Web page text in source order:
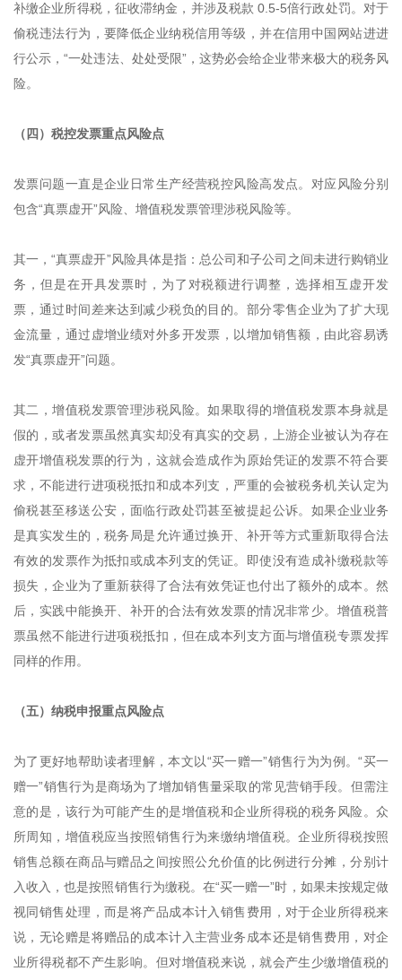
补缴企业所得税，征收滞纳金，并涉及税款 0.5-5倍行政处罚。对于
偷税违法行为，要降低企业纳税信用等级，并在信用中国网站进进
行公示，“一处违法、处处受限”，这势必会给企业带来极大的税务风
险。
（四）税控发票重点风险点
发票问题一直是企业日常生产经营税控风险高发点。对应风险分别
包含“真票虚开”风险、增值税发票管理涉税风险等。
其一，“真票虚开”风险具体是指：总公司和子公司之间未进行购销业
务，但是在开具发票时，为了对税额进行调整，选择相互虚开发
票，通过时间差来达到减少税负的目的。部分零售企业为了扩大现
金流量，通过虚增业绩对外多开发票，以增加销售额，由此容易诱
发“真票虚开”问题。
其二，增值税发票管理涉税风险。如果取得的增值税发票本身就是
假的，或者发票虽然真实却没有真实的交易，上游企业被认为存在
虚开增值税发票的行为，这就会造成作为原始凭证的发票不符合要
求，不能进行进项税抵扣和成本列支，严重的会被税务机关认定为
偷税甚至移送公安，面临行政处罚甚至被提起公诉。如果企业业务
是真实发生的，税务局是允许通过换开、补开等方式重新取得合法
有效的发票作为抵扣或成本列支的凭证。即使没有造成补缴税款等
损失，企业为了重新获得了合法有效凭证也付出了额外的成本。然
后，实践中能换开、补开的合法有效发票的情况非常少。增值税普
票虽然不能进行进项税抵扣，但在成本列支方面与增值税专票发挥
同样的作用。
（五）纳税申报重点风险点
为了更好地帮助读者理解，本文以“买一赠一”销售行为为例。“买一
赠一”销售行为是商场为了增加销售量采取的常见营销手段。但需注
意的是，该行为可能产生的是增值税和企业所得税的税务风险。众
所周知，增值税应当按照销售行为来缴纳增值税。企业所得税按照
销售总额在商品与赠品之间按照公允价值的比例进行分摊，分别计
入收入，也是按照销售行为缴税。在“买一赠一”时，如果未按规定做
视同销售处理，而是将产品成本计入销售费用，对于企业所得税来
说，无论赠是将赠品的成本计入主营业务成本还是销售费用，对企
业所得税都不产生影响。但对增值税来说，就会产生少缴增值税的